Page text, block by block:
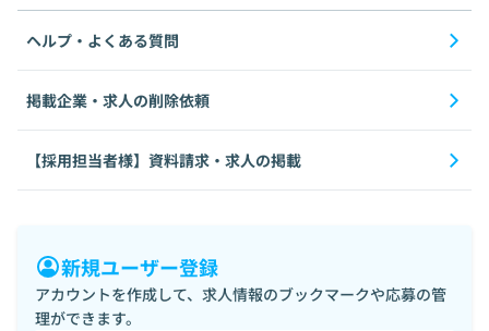
ヘルプ・よくある質問
掲載企業・求人の削除依頼
【採用担当者様】資料請求・求人の掲載
新規ユーザー登録
アカウントを作成して、求人情報のブックマークや応募の管
理ができます。